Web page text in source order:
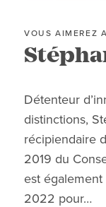
VOUS AIMEREZ
Détenteur
distinctions,
récipiendaire
2019 du
est
2022 pour…